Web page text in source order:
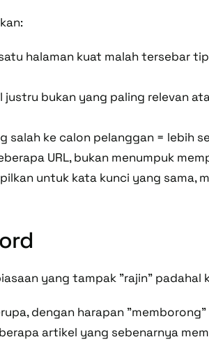
halaman kuat malah tersebar
justru bukan yang paling relevan
salah ke calon pelanggan = lebih
URL, bukan menumpuk
untuk kata kunci yang sama,
yang tampak "rajin"
dengan harapan
artikel yang sebenarnya